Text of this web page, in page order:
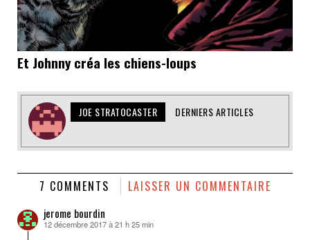
Et Johnny créa les chiens-loups
JOE STRATOCASTER DERNIERS ARTICLES
7 COMMENTS LAISSER UN COMMENTAIRE
jerome bourdin
dit :
12 décembre 2017 à 21 h 25 min